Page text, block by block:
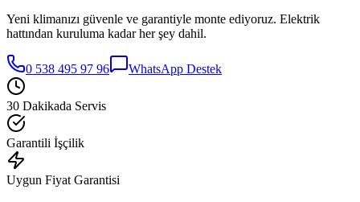
Yeni klimanızı güvenle ve garantiyle monte ediyoruz. Elektrik
hattından kuruluma kadar her şey dahil.
0 538 495 97 96 WhatsApp Destek
30 Dakikada Servis
Garantili İşçilik
Uygun Fiyat Garantisi